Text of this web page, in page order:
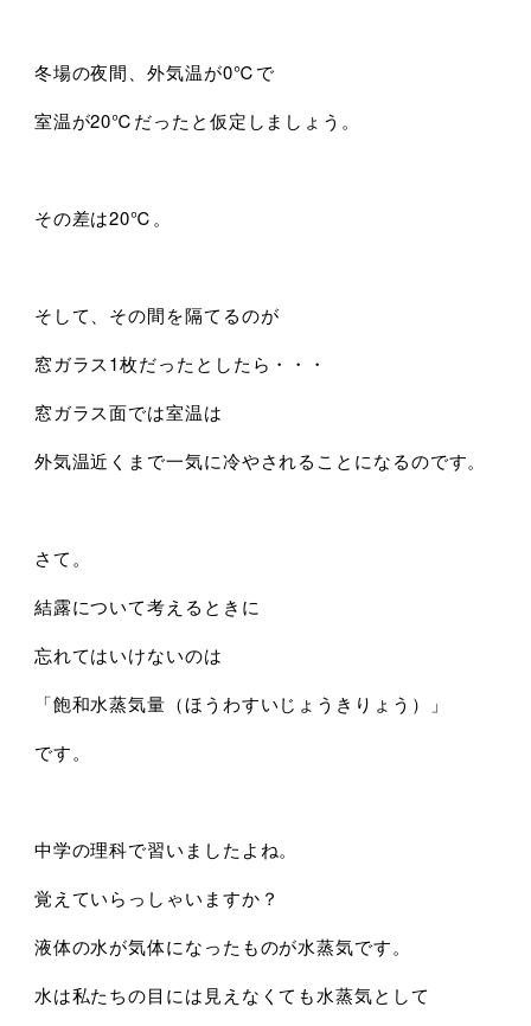
冬場の夜間、外気温が0℃で
室温が20℃だったと仮定しましょう。
その差は20℃。
そして、その間を隔てるのが
窓ガラス1枚だったとしたら・・・
窓ガラス面では室温は
外気温近くまで一気に冷やされることになるのです。
さて。
結露について考えるときに
忘れてはいけないのは
「飽和水蒸気量（ほうわすいじょうきりょう）」
です。
中学の理科で習いましたよね。
覚えていらっしゃいますか？
液体の水が気体になったものが水蒸気です。
水は私たちの目には見えなくても水蒸気として